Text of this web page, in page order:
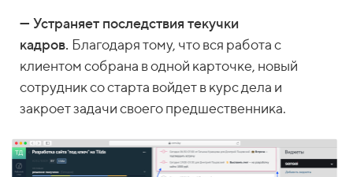
— Устраняет последствия текучки
кадров. Благодаря тому, что вся работа с
клиентом собрана в одной карточке, новый
сотрудник со старта войдет в курс дела и
закроет задачи своего предшественника.